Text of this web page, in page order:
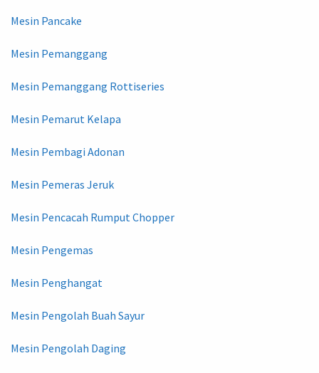
Mesin Pancake
Mesin Pemanggang
Mesin Pemanggang Rottiseries
Mesin Pemarut Kelapa
Mesin Pembagi Adonan
Mesin Pemeras Jeruk
Mesin Pencacah Rumput Chopper
Mesin Pengemas
Mesin Penghangat
Mesin Pengolah Buah Sayur
Mesin Pengolah Daging